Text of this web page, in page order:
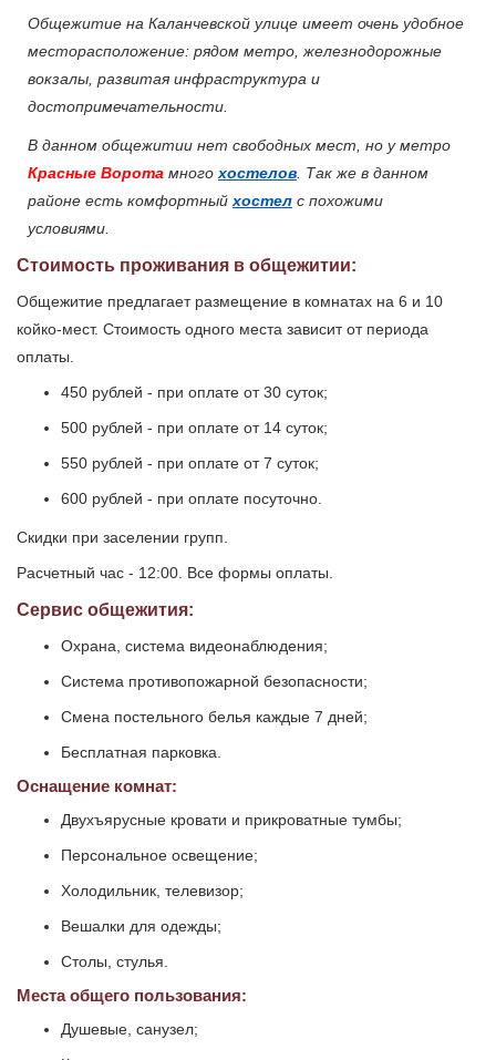
Общежитие на Каланчевской улице имеет очень удобное
месторасположение: рядом метро, железнодорожные
вокзалы, развитая инфраструктура и
достопримечательности.
В данном общежитии нет свободных мест, но у метро
Красные Ворота многохостелов. Так же в данном
районе есть комфортныйхостел с похожими
условиями.
Стоимость проживания в общежитии:
Общежитие предлагает размещение в комнатах на 6 и 10
койко-мест. Стоимость одного места зависит от периода
оплаты.
450 рублей - при оплате от 30 суток;
500 рублей - при оплате от 14 суток;
550 рублей - при оплате от 7 суток;
600 рублей - при оплате посуточно.
Скидки при заселении групп.
Расчетный час - 12:00. Все формы оплаты.
Сервис общежития:
Охрана, система видеонаблюдения;
Система противопожарной безопасности;
Смена постельного белья каждые 7 дней;
Бесплатная парковка.
Оснащение комнат:
Двухъярусные кровати и прикроватные тумбы;
Персональное освещение;
Холодильник, телевизор;
Вешалки для одежды;
Столы, стулья.
Места общего пользования:
Душевые, санузел;